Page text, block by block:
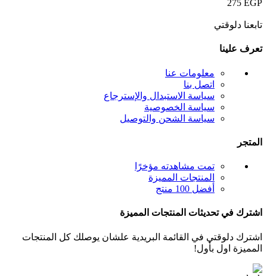
275 EGP
تابعنا دلوقتي
تعرف علينا
معلومات عنا
اتصل بنا
سياسة الاستبدال والإسترجاع
سياسة الخصوصية
سياسة الشحن والتوصيل
المتجر
تمت مشاهدته مؤخرًا
المنتجات المميزة
أفضل 100 منتج
اشترك في تحديثات المنتجات المميزة
اشترك دلوقتي في القائمة البريدية علشان يوصلك كل المنتجات
المميزة اول بأول!